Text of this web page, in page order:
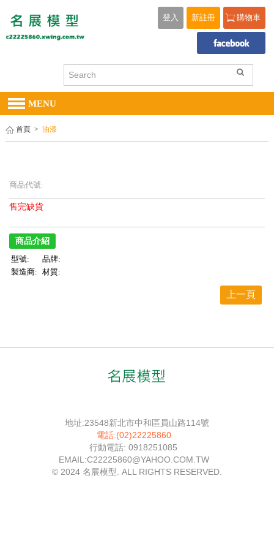
購物車
新註冊
登入
MENU
首頁 > 油漆
商品代號:
售完缺貨
商品介紹
型號:
品牌:
製造商:
材質:
上一頁
地址:23548新北市中和區員山路114號
電話:(02)22225860
行動電話: 0918251085
EMAIL:C22225860@YAHOO.COM.TW
© 2024 名展模型. ALL RIGHTS RESERVED.